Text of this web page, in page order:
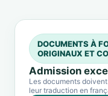
DOCUMENTS À
ORIGINAUX ET
Admission
Les documents
leur traduction en